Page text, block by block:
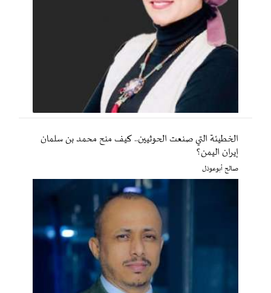
الخطيئة التي صنعت الحوثيين.. كيف منح محمد بن سلمان
إيران اليمن؟
صالح أبوعوذل